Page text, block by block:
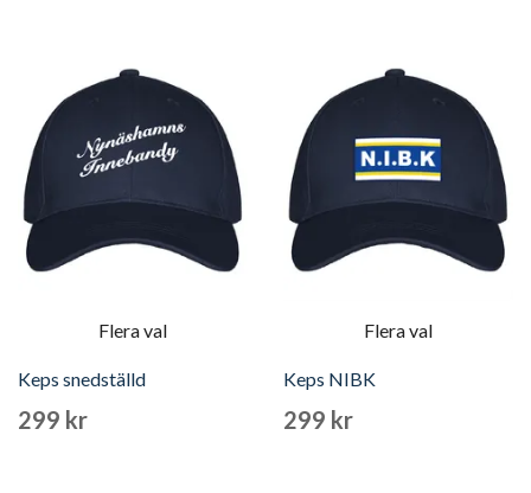
Flera val
Keps snedställd
299 kr
Flera val
Keps NIBK
299 kr